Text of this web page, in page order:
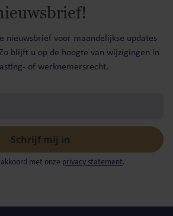
nieuwsbrief voor maandelijkse updates
blijft u op de hoogte van wijzigingen in
of werknemersrecht.
met onze privacy statement.